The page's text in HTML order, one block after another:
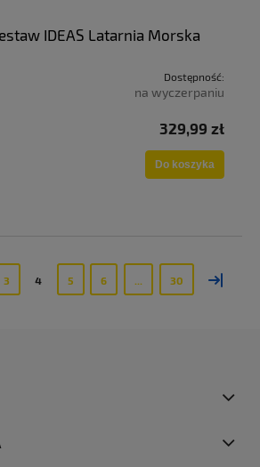
IDEAS Latarnia Morska
Dostępność:
na wyczerpaniu
329,99 zł
Do koszyka
3 4 5 6 ... 30 »